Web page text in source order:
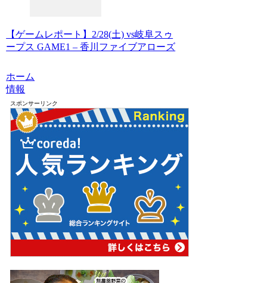
【ゲームレポート】2/28(土) vs岐阜スゥ
ープス GAME1 – 香川ファイブアローズ
ホーム
情報
スポンサーリンク